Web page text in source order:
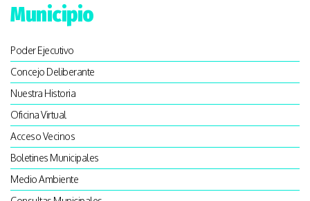
Municipio
Poder Ejecutivo
Concejo Deliberante
Nuestra Historia
Oficina Virtual
Acceso Vecinos
Boletines Municipales
Medio Ambiente